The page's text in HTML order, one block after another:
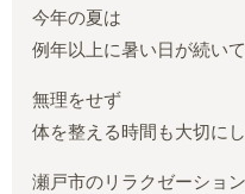
今年の夏は
例年以上に暑い日が続いて
無理をせず
体を整える時間も大切に
瀬戸市のリラクゼーショ